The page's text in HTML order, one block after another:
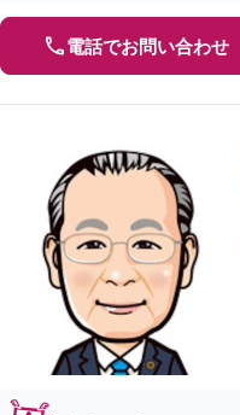
電話でお問い合わせ